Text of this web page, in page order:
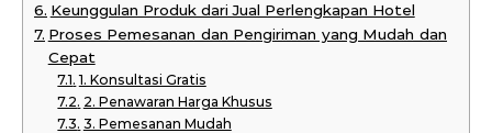
Keunggulan Produk dari Jual Perlengkapan Hotel
Proses Pemesanan dan Pengiriman yang Mudah dan
Cepat
1. Konsultasi Gratis
2. Penawaran Harga Khusus
3. Pemesanan Mudah